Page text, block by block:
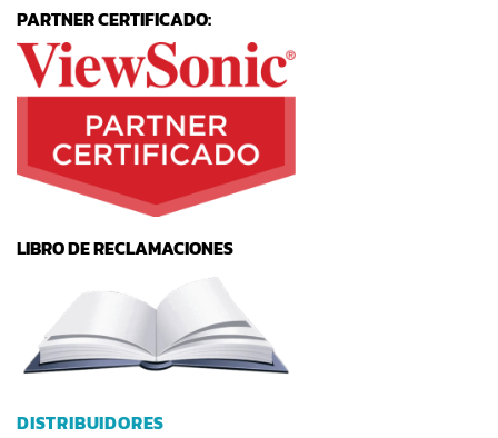
PARTNER CERTIFICADO:
LIBRO DE RECLAMACIONES
DISTRIBUIDORES